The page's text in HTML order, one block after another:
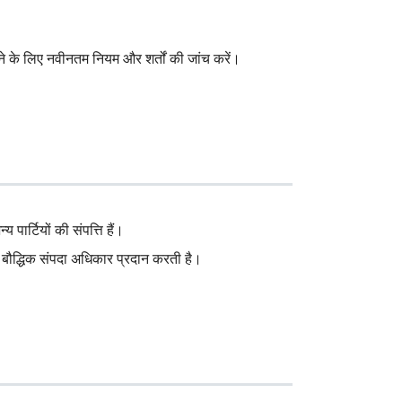
के लिए नवीनतम नियम और शर्तों की जांच करें।
की संपत्ति हैं।
संपदा अधिकार प्रदान करती है।